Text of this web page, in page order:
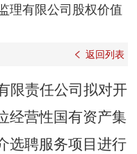
理有限公司股权价值
返回列表
限责任公司拟对开
经营性国有资产集
选聘服务项目进行